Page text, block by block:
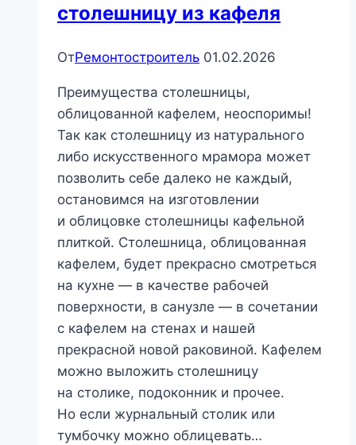
столешницу из кафеля
ОтРемонтостроитель 01.02.2026
Преимущества столешницы,
облицованной кафелем, неоспоримы!
Так как столешницу из натурального
либо искусственного мрамора может
позволить себе далеко не каждый,
остановимся на изготовлении
и облицовке столешницы кафельной
плиткой. Столешница, облицованная
кафелем, будет прекрасно смотреться
на кухне — в качестве рабочей
поверхности, в санузле — в сочетании
с кафелем на стенах и нашей
прекрасной новой раковиной. Кафелем
можно выложить столешницу
на столике, подоконник и прочее.
Но если журнальный столик или
тумбочку можно облицевать…